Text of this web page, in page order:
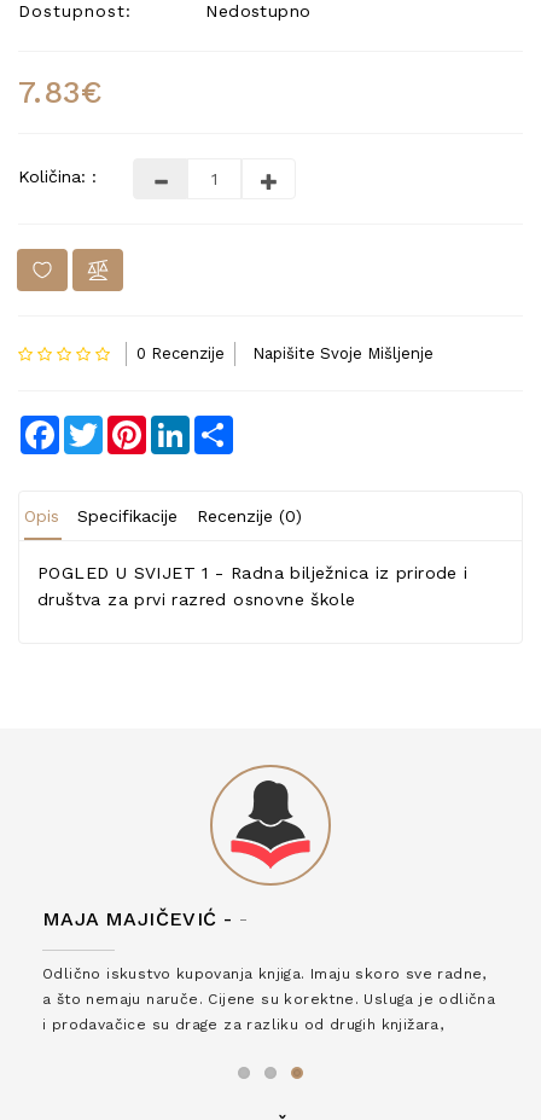
Dostupnost:
Nedostupno
7.83€
Količina: :
0 Recenzije Napišite Svoje Mišljenje
Facebook
TwitterPinterestLinkedIn
Opis Specifikacije Recenzije (0)
POGLED U SVIJET 1 - Radna bilježnica iz prirode i
društva za prvi razred osnovne škole
MAJA MAJIČEVIĆ - -
Odlično iskustvo kupovanja knjiga. Imaju skoro sve radne,
a što nemaju naruče. Cijene su korektne. Usluga je odlična
i prodavačice su drage za razliku od drugih knjižara,